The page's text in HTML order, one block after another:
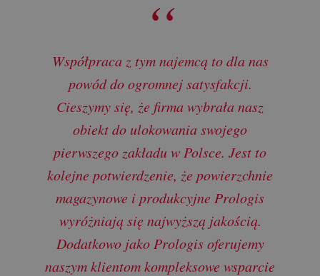
Współpraca z tym najemcą to dla nas
powód do ogromnej satysfakcji.
Cieszymy się, że firma wybrała nasz
obiekt do ulokowania swojego
pierwszego zakładu w Polsce. Jest to
kolejne potwierdzenie, że powierzchnie
magazynowe i produkcyjne Prologis
wyróżniają się najwyższą jakością.
Dodatkowo jako Prologis oferujemy
naszym klientom kompleksowe wsparcie